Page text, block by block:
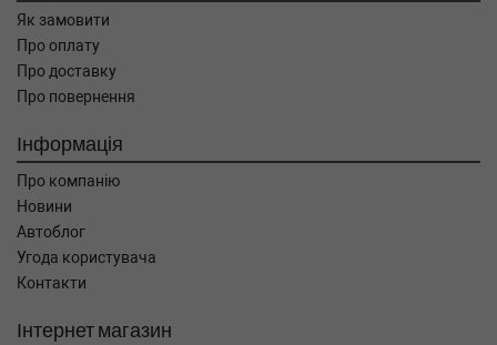
Як замовити
Про оплату
Про доставку
Про повернення
Інформація
Про компанію
Новини
Автоблог
Угода користувача
Контакти
Інтернет магазин